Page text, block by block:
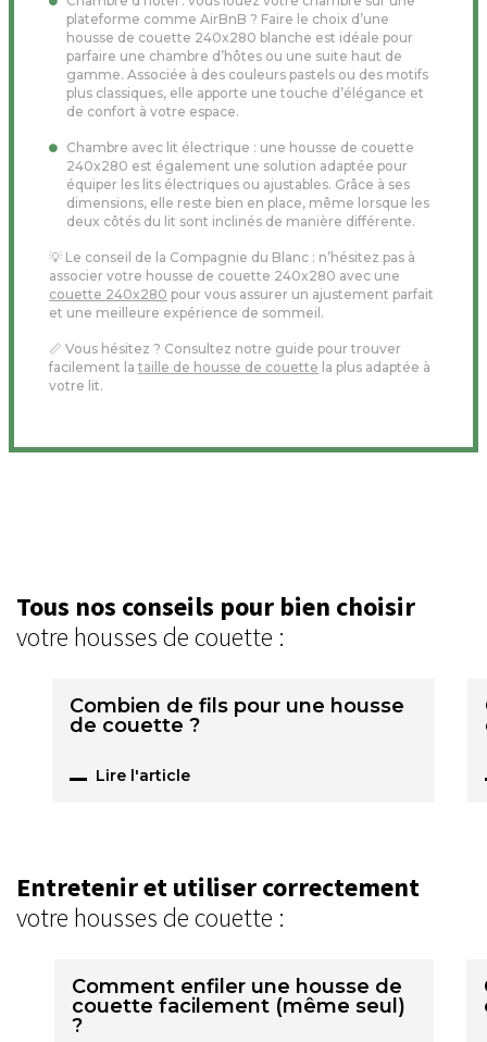
plateforme comme AirBnB ? Faire le choix d’une
housse de couette 240x280 blanche est idéale pour
parfaire une chambre d’hôtes ou une suite haut de
gamme. Associée à des couleurs pastels ou des motifs
plus classiques, elle apporte une touche d’élégance et
de confort à votre espace.
Chambre avec lit électrique : une housse de couette
240x280 est également une solution adaptée pour
équiper les lits électriques ou ajustables. Grâce à ses
dimensions, elle reste bien en place, même lorsque les
deux côtés du lit sont inclinés de manière différente.
💡 Le conseil de la Compagnie du Blanc : n’hésitez pas à
associer votre housse de couette 240x280 avec une
couette 240x280 pour vous assurer un ajustement parfait
et une meilleure expérience de sommeil.
📏 Vous hésitez ? Consultez notre guide pour trouver
facilement lataille de housse de couette la plus adaptée à
votre lit.
Tous nos conseils pour bien choisir
votre housses de couette :
Combien de fils pour une housse
de couette ?
Lire l'article
Entretenir et utiliser correctement
votre housses de couette :
Comment enfiler une housse de
couette facilement (même seul)
?